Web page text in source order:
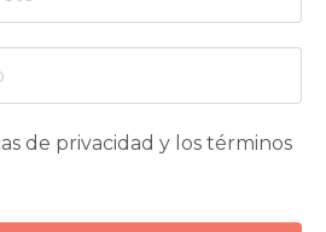
de privacidad y los términos